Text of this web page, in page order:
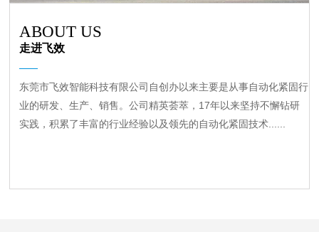
ABOUT US
走进飞效
东莞市飞效智能科技有限公司自创办以来主要是从事自动化紧固行
业的研发、生产、销售。公司精英荟萃，17年以来坚持不懈钻研
实践，积累了丰富的行业经验以及领先的自动化紧固技术......